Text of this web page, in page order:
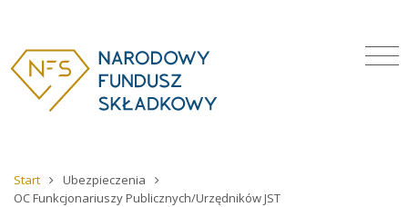
Start
Ubezpieczenia
OC Funkcjonariuszy Publicznych/Urzędników JST